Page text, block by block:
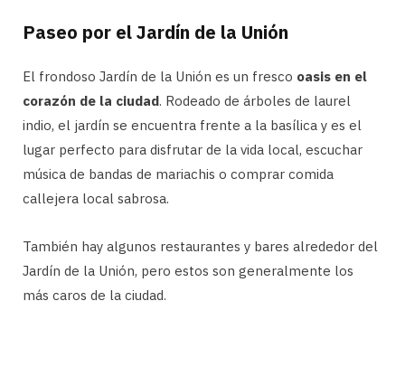
Paseo por el Jardín de la Unión
El frondoso Jardín de la Unión es un fresco oasis en el
corazón de la ciudad. Rodeado de árboles de laurel
indio, el jardín se encuentra frente a la basílica y es el
lugar perfecto para disfrutar de la vida local, escuchar
música de bandas de mariachis o comprar comida
callejera local sabrosa.
También hay algunos restaurantes y bares alrededor del
Jardín de la Unión, pero estos son generalmente los
más caros de la ciudad.